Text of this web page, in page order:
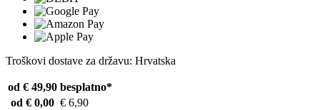
Troškovi dostave za državu: Hrvatska
od € 49,90 besplatno*
od € 0,00 € 6,90